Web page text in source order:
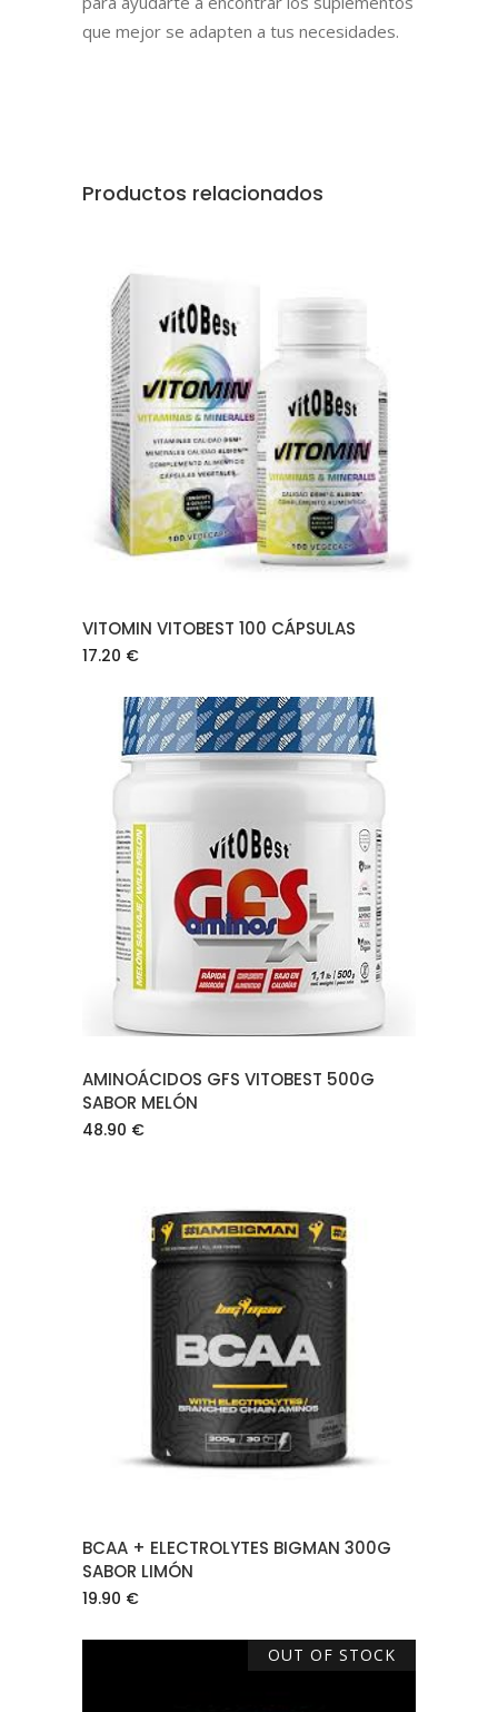
que mejor se adapten a tus necesidades.
Productos relacionados
AÑADIR AL CARRITO
VITOMIN VITOBEST 100 CÁPSULAS
17.20 €
AÑADIR AL CARRITO
AMINOÁCIDOS GFS VITOBEST 500G
SABOR MELÓN
48.90 €
AÑADIR AL CARRITO
BCAA + ELECTROLYTES BIGMAN 300G
SABOR LIMÓN
19.90 €
OUT OF STOCK